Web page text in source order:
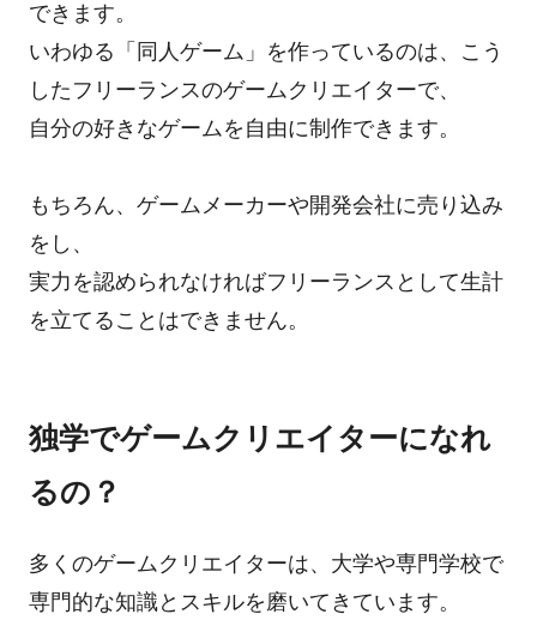
できます。
いわゆる「同人ゲーム」を作っているのは、こう
したフリーランスのゲームクリエイターで、
自分の好きなゲームを自由に制作できます。
もちろん、ゲームメーカーや開発会社に売り込み
をし、
実力を認められなければフリーランスとして生計
を立てることはできません。
独学でゲームクリエイターになれ
るの？
多くのゲームクリエイターは、大学や専門学校で
専門的な知識とスキルを磨いてきています。